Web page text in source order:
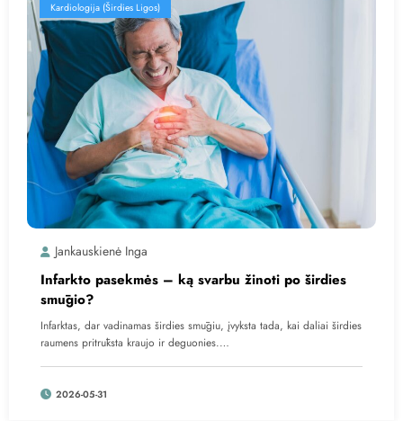
Kardiologija (Širdies Ligos)
Jankauskienė Inga
Infarkto pasekmės – ką svarbu žinoti po širdies
smūgio?
Infarktas, dar vadinamas širdies smūgiu, įvyksta tada, kai daliai širdies
raumens pritrūksta kraujo ir deguonies.…
2026-05-31